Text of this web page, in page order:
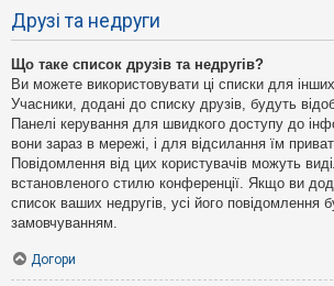
Друзі та недруги
Що таке список друзів та недругів?
Ви можете використовувати ці списки для
Учасники, додані до списку друзів, будуть
Панелі керування для швидкого доступу до
вони зараз в мережі, і для відсилання їм
Повідомлення від цих користувачів можуть
встановленого стилю конференції. Якщо ви
список ваших недругів, усі його повідомлення
замовчуванням.
Догори